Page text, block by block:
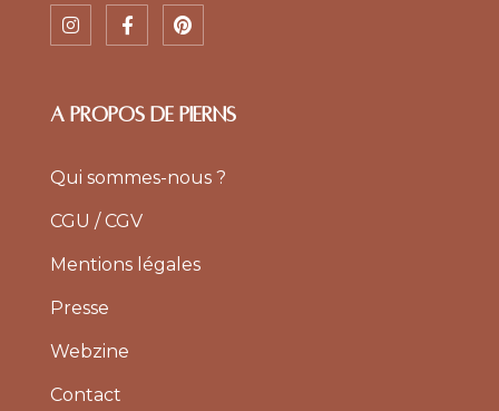
A PROPOS DE PIERNS
Qui sommes-nous ?
CGU / CGV
Mentions légales
Presse
Webzine
Contact